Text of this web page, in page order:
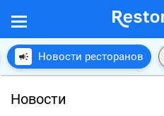
Новости ресторанов
Новости